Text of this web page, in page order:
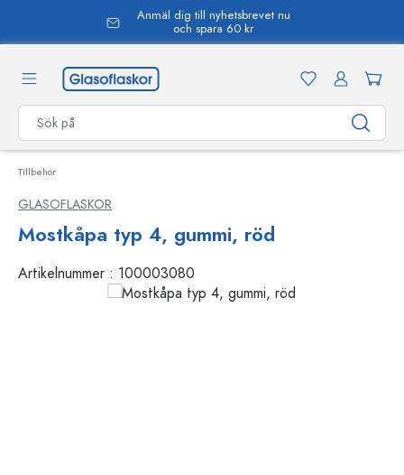
Anmäl dig till nyhetsbrevet nu
och spara 60 kr
Tillbehör
GLASOFLASKOR
Mostkåpa typ 4, gummi, röd
Artikelnummer : 100003080